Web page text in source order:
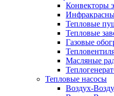
Конвекторы
Тепловые
Тепловые
Газовые
Масляные
Тепловые насосы
Воздух-